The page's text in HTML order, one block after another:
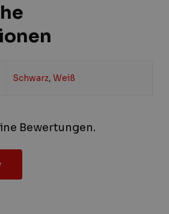
Schwarz, Weiß
Bewertungen.